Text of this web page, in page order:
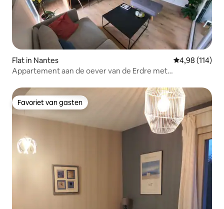
Flat in Nantes Gemiddelde
4,98 (114)
Appartement aan de oever van de Erdre met
Favoriet van gasten
Favoriet van gasten